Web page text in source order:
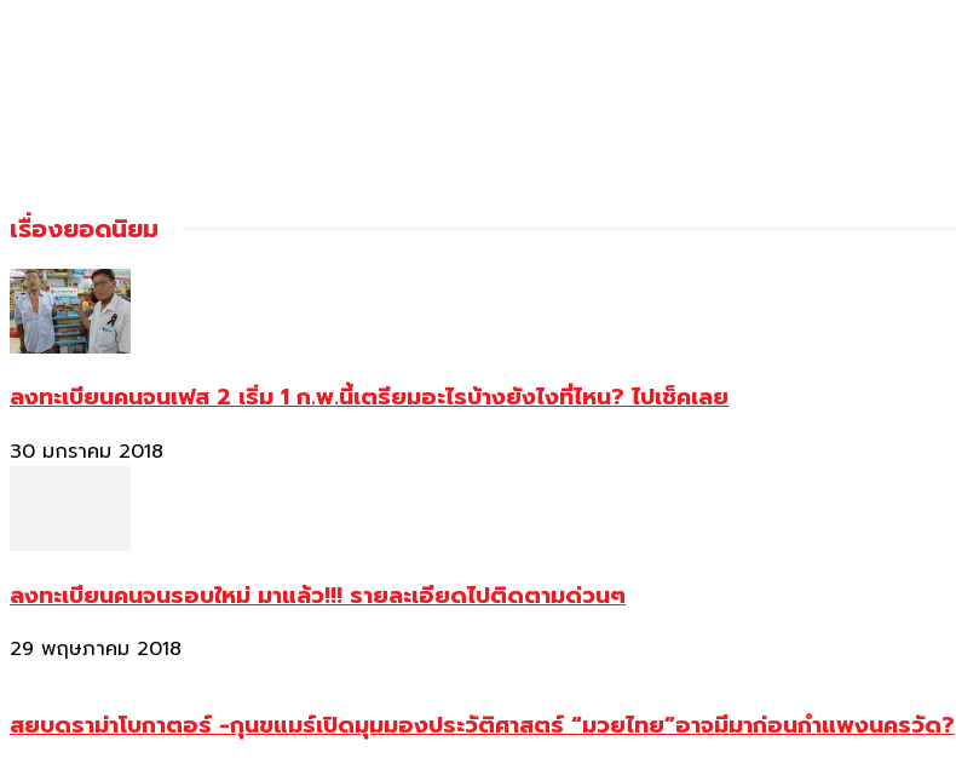
เรื่องยอดนิยม
ลงทะเบียนคนจนเฟส 2 เริ่ม 1 ก.พ.นี้เตรียมอะไรบ้างยังไงที่ไหน? ไปเช็คเลย
30 มกราคม 2018
ลงทะเบียนคนจนรอบใหม่ มาแล้ว!!! รายละเอียดไปติดตามด่วนๆ
29 พฤษภาคม 2018
สยบดราม่าโบกาตอร์ -กุนขแมร์เปิดมุมมองประวัติศาสตร์ “มวยไทย”อาจมีมาก่อนกำแพงนครวัด?